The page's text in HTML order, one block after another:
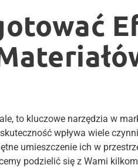
to kluczowe narzędzia w
wpływa wiele
umieszczenie ich w
podzielić się z Wami